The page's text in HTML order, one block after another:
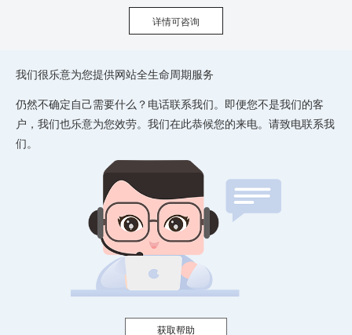
详情可咨询
我们很乐意为您提供网站全生命周期服务
仍然不确定自己需要什么？电话联系我们。即便您不是我们的客
户，我们也乐意为您效劳。我们在此恭候您的来电。请致电联系我
们。
获取帮助